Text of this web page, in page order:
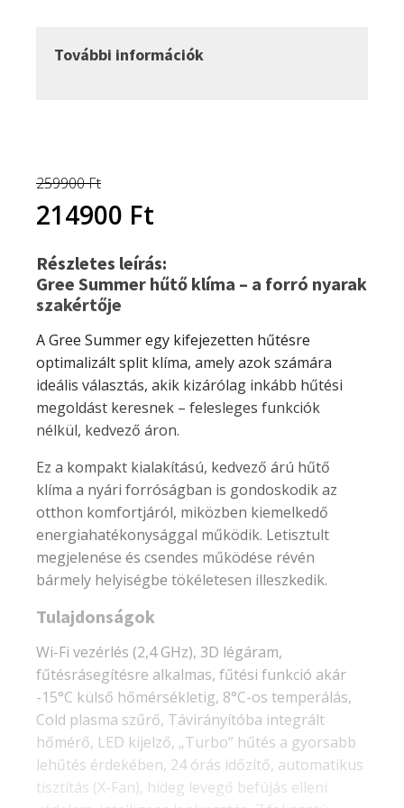
klíma
szett
További információk
259900Ft
Original
price
was:
259900 Ft.
214900 Ft
price
is:
214900 Ft.
Részletes leírás:
Gree Summer hűtő klíma – a forró nyarak
szakértője
A Gree Summer egy kifejezetten hűtésre
optimalizált split klíma, amely azok számára
ideális választás, akik kizárólag inkább hűtési
megoldást keresnek – felesleges funkciók
nélkül, kedvező áron.
Ez a kompakt kialakítású, kedvező árú hűtő
klíma a nyári forróságban is gondoskodik az
otthon komfortjáról, miközben kiemelkedő
energiahatékonysággal működik. Letisztult
megjelenése és csendes működése révén
bármely helyiségbe tökéletesen illeszkedik.
Tulajdonságok
Wi-Fi vezérlés (2,4 GHz), 3D légáram,
fűtésrásegítésre alkalmas, fűtési funkció akár
-15°C külső hőmérsékletig, 8°C-os temperálás,
Cold plasma szűrő, Távirányítóba integrált
hőmérő, LED kijelző, „Turbo” hűtés a gyorsabb
lehűtés érdekében, 24 órás időzítő, automatikus
tisztítás (X-Fan), hideg levegő befújás elleni